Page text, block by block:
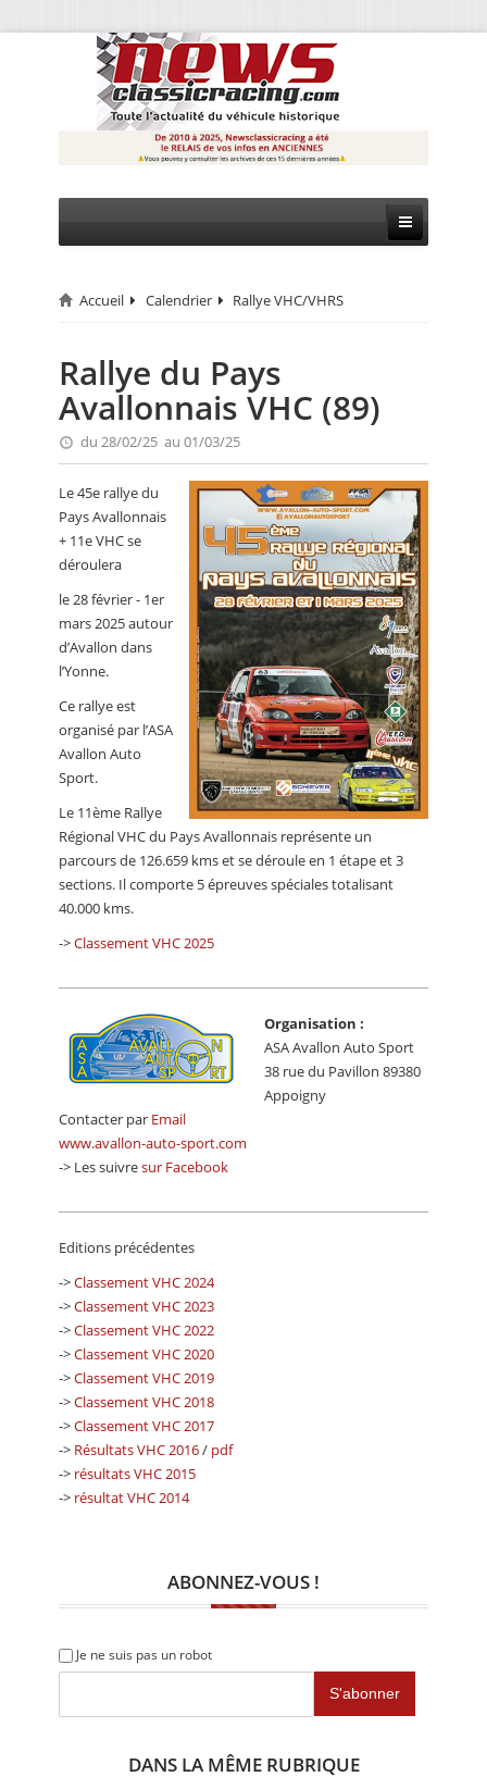
CIRCUIT
RALLYE
MONTAGNE
EVÈNEMENTS
CALENDRIER
FOCUS
ANNUAIRES
PETITES ANNONCES
Accueil Calendrier Rallye VHC/VHRS
Rallye du Pays
Avallonnais VHC (89)
du 28/02/25 au 01/03/25
Le 45e rallye du
Pays Avallonnais
+ 11e VHC se
déroulera
le 28 février - 1er
mars 2025 autour
d’Avallon dans
l’Yonne.
Ce rallye est
organisé par l’ASA
Avallon Auto
Sport.
Le 11ème Rallye
Régional VHC du Pays Avallonnais représente un
parcours de 126.659 kms et se déroule en 1 étape et 3
sections. Il comporte 5 épreuves spéciales totalisant
40.000 kms.
->Classement VHC 2025
Organisation :
ASA Avallon Auto Sport
38 rue du Pavillon 89380
Appoigny
Contacter par Email
www.avallon-auto-sport.com
-> Les suivresur Facebook
Editions précédentes
->Classement VHC 2024
->Classement VHC 2023
->Classement VHC 2022
->Classement VHC 2020
->Classement VHC 2019
->Classement VHC 2018
->Classement VHC 2017
-> Résultats VHC 2016/ pdf
-> résultats VHC 2015
-> résultat VHC 2014
ABONNEZ-VOUS !
Je ne suis pas un robot
DANS LA MÊME RUBRIQUE